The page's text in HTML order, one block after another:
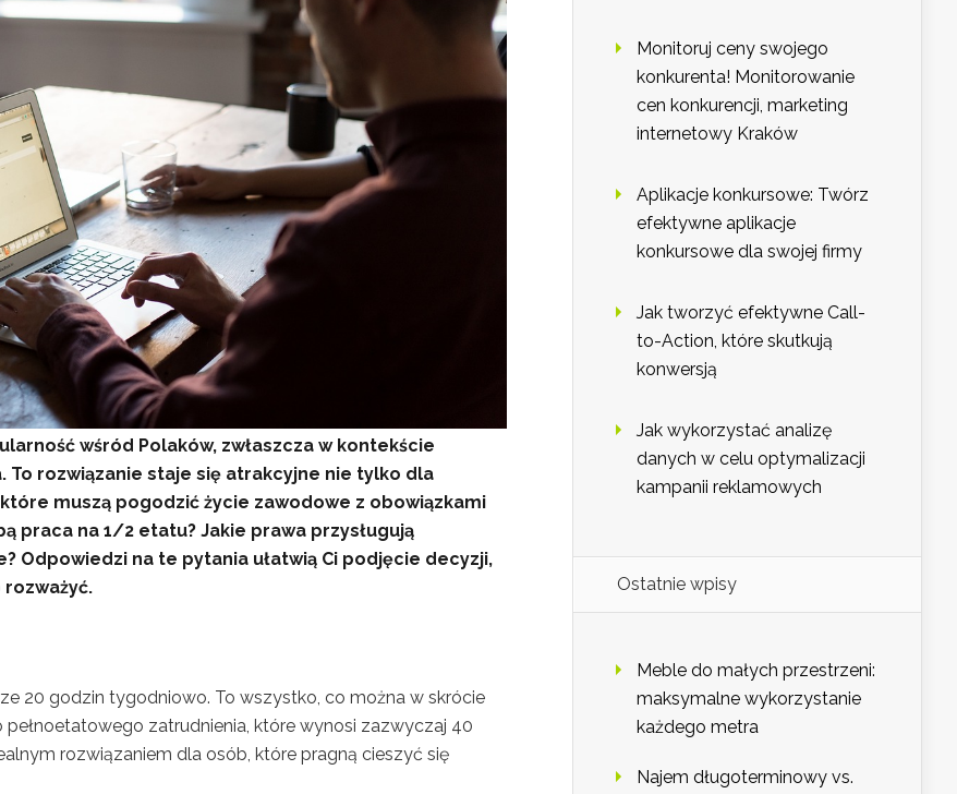
wśród Polaków, zwłaszcza w kontekście
rozwiązanie staje się atrakcyjne nie tylko dla
muszą pogodzić życie zawodowe z obowiązkami
praca na 1/2 etatu? Jakie prawa przysługują
Odpowiedzi na te pytania ułatwią Ci podjęcie decyzji,
20 godzin tygodniowo. To wszystko, co można w skrócie
zatrudnienia, które wynosi zazwyczaj 40
rozwiązaniem dla osób, które pragną cieszyć się
Monitoruj ceny swojego
konkurenta! Monitorowanie
cen konkurencji, marketing
internetowy Kraków
Aplikacje konkursowe: Twórz
efektywne aplikacje
konkursowe dla swojej firmy
Jak tworzyć efektywne Call-
to-Action, które skutkują
konwersją
Jak wykorzystać analizę
danych w celu optymalizacji
kampanii reklamowych
Ostatnie wpisy
Meble do małych przestrzeni:
maksymalne wykorzystanie
każdego metra
Najem długoterminowy vs.